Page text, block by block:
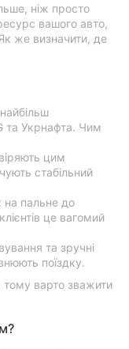
ніж просто
вашого авто,
же визначити, де
та Укрнафта. Чим
цим
стабільний
на пальне до
це вагомий
та зручні
поїздку.
варто зважити